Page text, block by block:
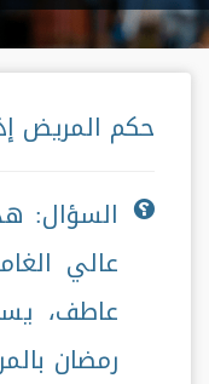
حكم المريض
السؤال:
عالي
عاطف،
رمضان